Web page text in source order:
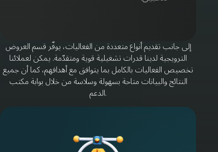
إلى جانب تقديم أنواع متعددة من الفعاليات، يوفّر قسم العروض
الترويجية لدينا قدرات تشغيلية قوية ومتقدّمة. يمكن لعملائنا
تخصيص الفعاليات بالكامل بما يتوافق مع أهدافهم، كما أن جميع
النتائج والبيانات متاحة بسهولة وسلاسة من خلال بوابة مكتب
الدعم.